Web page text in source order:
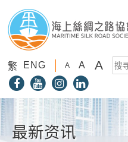
繁 ENG A A A
最新资讯